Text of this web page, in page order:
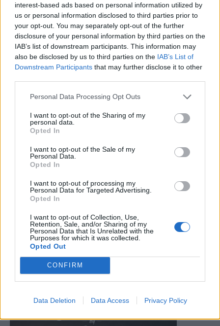
interest-based ads based on personal information utilized by
us or personal information disclosed to third parties prior to
your opt-out. You may separately opt-out of the further
disclosure of your personal information by third parties on the
IAB’s list of downstream participants. This information may
also be disclosed by us to third parties on the IAB’s List of
Downstream Participants that may further disclose it to other
Personal Data Processing Opt Outs
I want to opt-out of the Sharing of my
personal data.
Opted In
I want to opt-out of the Sale of my
Personal Data.
Opted In
I want to opt-out of processing my
Personal Data for Targeted Advertising.
Opted In
I want to opt-out of Collection, Use,
Retention, Sale, and/or Sharing of my
Personal Data that Is Unrelated with the
Purposes for which it was collected.
Opted Out
CONFIRM
Data Deletion Data Access Privacy Policy